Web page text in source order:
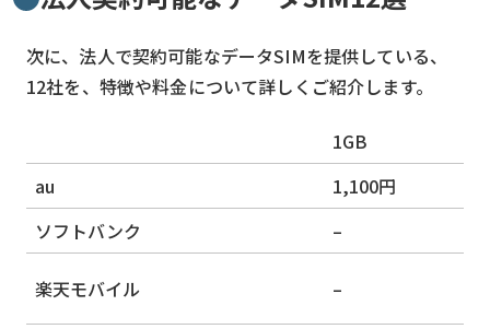
次に、法人で契約可能なデータSIMを提供している、
12社を、特徴や料金について詳しくご紹介します。
1GB
au
1,100円
ソフトバンク
–
楽天モバイル –